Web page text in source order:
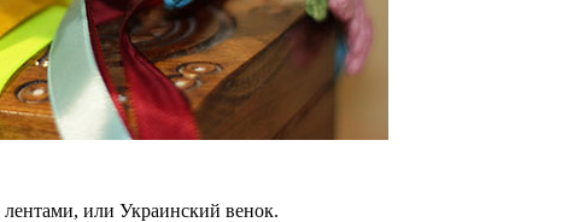
или Украинский венок.